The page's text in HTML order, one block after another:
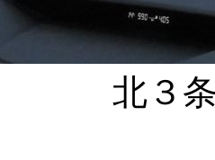
北３